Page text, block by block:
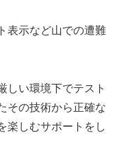
表示など山での遭難
しい環境下でテスト
その技術から正確な
楽しむサポートをし